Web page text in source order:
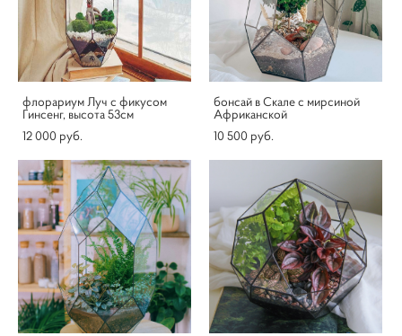
флорариум Луч с фикусом
Гинсенг, высота 53см
12 000 pуб.
бонсай в Скале с мирсиной
Африканской
10 500 pуб.